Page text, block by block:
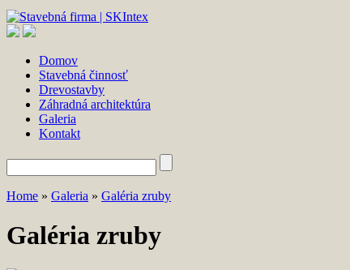
Domov
Stavebná činnosť
Drevostavby
Záhradná architektúra
Galeria
Kontakt
Home » Galeria » Galéria zruby
Galéria zruby